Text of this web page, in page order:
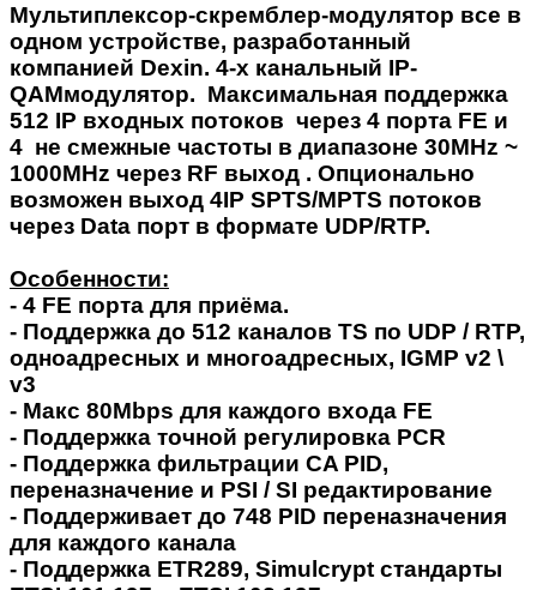
Мультиплексор-скремблер-модулятор все в
одном устройстве, разработанный
компанией Dexin. 4-х канальный IP-
QAMмодулятор. Максимальная поддержка
512 IP входных потоков через 4 порта FE и
4 не смежные частоты в диапазоне 30MHz ~
1000MHz через RF выход . Опционально
возможен выход 4IP SPTS/MPTS потоков
через Data порт в формате UDP/RTP.
Особенности:
- 4 FE порта для приёма.
- Поддержка до 512 каналов TS по UDP / RTP,
одноадресных и многоадресных, IGMP v2 \
v3
- Макс 80Mbps для каждого входа FE
- Поддержка точной регулировка PCR
- Поддержка фильтрации CA PID,
переназначение и PSI / SI редактирование
- Поддерживает до 748 PID переназначения
для каждого канала
- Поддержка ETR289, Simulcrypt стандарты